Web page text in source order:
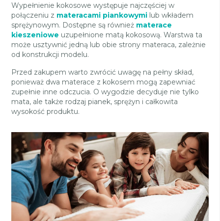
Wypełnienie kokosowe występuje najczęściej w
połączeniu z materacami piankowymi lub wkładem
sprężynowym. Dostępne są również materace
kieszeniowe uzupełnione matą kokosową. Warstwa ta
może usztywnić jedną lub obie strony materaca, zależnie
od konstrukcji modelu.
Przed zakupem warto zwrócić uwagę na pełny skład,
ponieważ dwa materace z kokosem mogą zapewniać
zupełnie inne odczucia. O wygodzie decyduje nie tylko
mata, ale także rodzaj pianek, sprężyn i całkowita
wysokość produktu.